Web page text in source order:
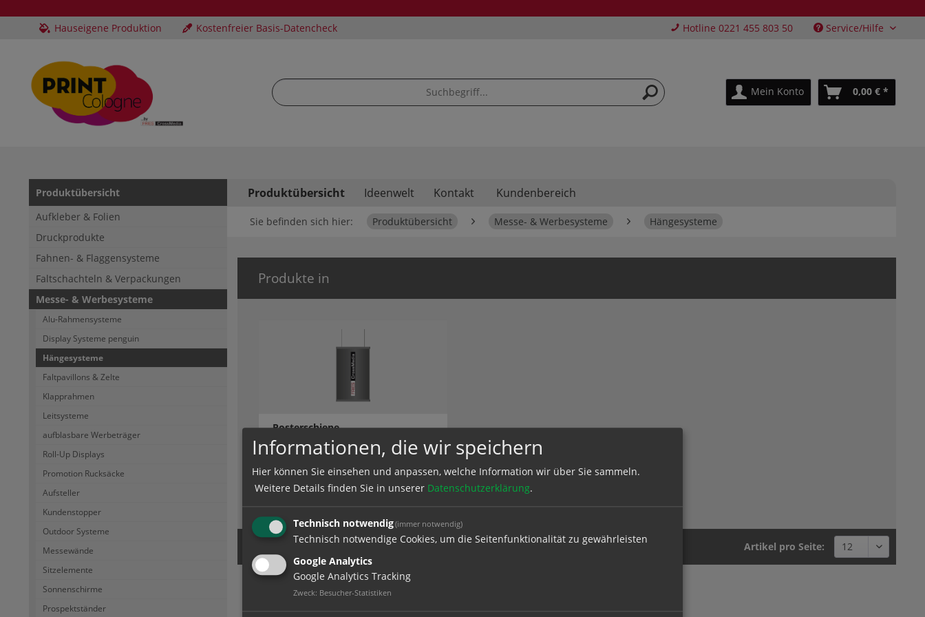
Hauseigene Produktion Kostenfreier Basis-Datencheck Hotline 0221 455 803 50 Service/Hilfe
Mein Konto 0,00 € *
Produktübersicht
Aufkleber & Folien
Druckprodukte
Fahnen- & Flaggensysteme
Faltschachteln & Verpackungen
Messe- & Werbesysteme
Alu-Rahmensysteme
Display Systeme penguin
Hängesysteme
Faltpavillons & Zelte
Klapprahmen
Leitsysteme
aufblasbare Werbeträger
Roll-Up Displays
Promotion Rucksäcke
Aufsteller
Kundenstopper
Outdoor Systeme
Messewände
Sitzelemente
Sonnenschirme
Prospektständer
Produktübersicht Ideenwelt Kontakt Kundenbereich
Sie befinden sich hier: Produktübersicht Messe- & Werbesysteme Hängesysteme
Produkte in
Posterschiene
Artikel pro Seite:
Informationen, die wir speichern
Hier können Sie einsehen und anpassen, welche Information wir über Sie sammeln.
Weitere Details finden Sie in unserer Datenschutzerklärung.
Technisch notwendig(immer notwendig)
Technisch notwendige Cookies, um die Seitenfunktionalität zu gewährleisten
Google Analytics
Google Analytics Tracking
Zweck: Besucher-Statistiken